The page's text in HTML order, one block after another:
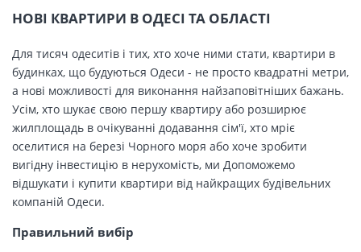
НОВІ КВАРТИРИ В ОДЕСІ ТА ОБЛАСТІ
Для тисяч одеситів і тих, хто хоче ними стати, квартири в
будинках, що будуються Одеси - не просто квадратні метри,
а нові можливості для виконання найзаповітніших бажань.
Усім, хто шукає свою першу квартиру або розширює
жилплощадь в очікуванні додавання сім'ї, хто мріє
оселитися на березі Чорного моря або хоче зробити
вигідну інвестицію в нерухомість, ми Допоможемо
відшукати і купити квартири від найкращих будівельних
компаній Одеси.
Правильний вибір